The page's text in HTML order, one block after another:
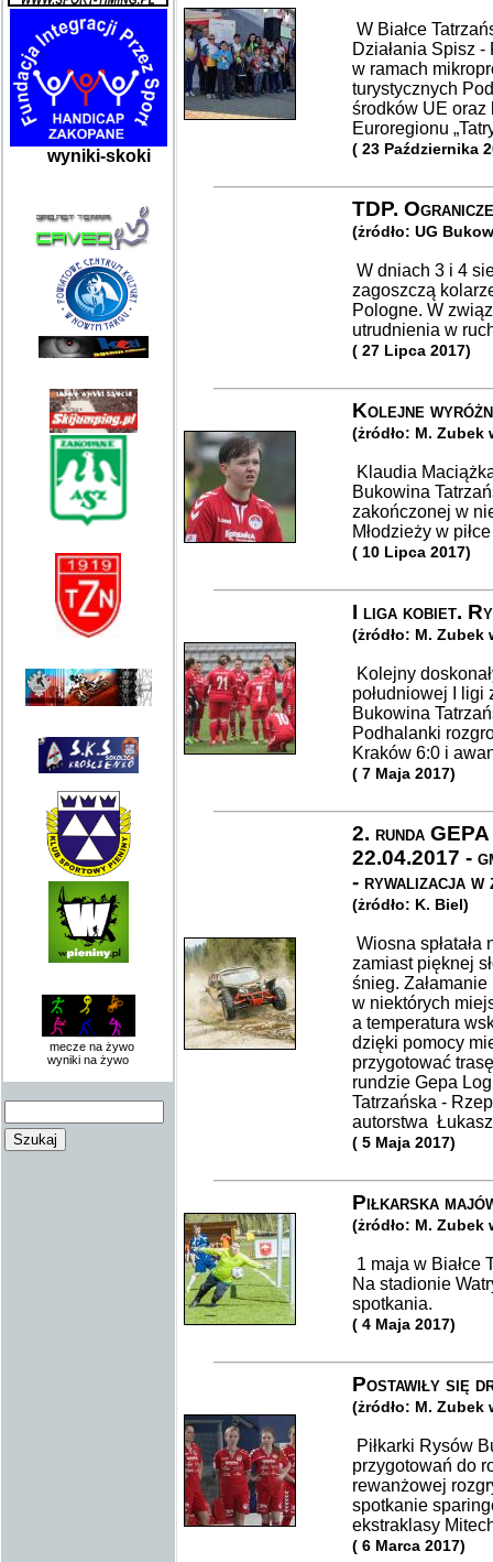
wyniki-skoki
mecze na żywo
wyniki na żywo
W Białce
Działania Spisz -
w ramach
turystycznych
środków UE oraz
Euroregionu
( 23 Października
TDP.
(żródło: UG
W dniach 3 i 4
zagoszczą
Pologne. W
utrudnienia w
( 27 Lipca 2017)
Kolejne
(żródło: M.
Klaudia
Bukowina
zakończonej w
Młodzieży w
( 10 Lipca 2017)
I liga kobiet.
(żródło: M.
Kolejny
południowej I ligi
Bukowina
Podhalanki
Kraków 6:0 i
( 7 Maja 2017)
2. runda
22.04.2017 -
- rywalizacja w
(żródło: K. Biel)
Wiosna
zamiast pięknej
śnieg.
w niektórych
a temperatura
dzięki pomocy
przygotować
rundzie Gepa
Tatrzańska -
autorstwa
( 5 Maja 2017)
Piłkarska
(żródło: M.
1 maja w Białce
Na stadionie
spotkania.
( 4 Maja 2017)
Postawiły się
(żródło: M.
Piłkarki Rysów
przygotowań do
rewanżowej
spotkanie
ekstraklasy
( 6 Marca 2017)